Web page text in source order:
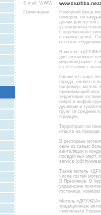
E-mail, WWW
Примечание:
Номерной фонд
номеров, но
ценам для гостей
установлены
Современный
в единое целое.
оттенков
В мотеле
две автономные
мировом рынке.
в сочетании с
Одним из
города, является
например, мотель
принимающий
территории
озеро и
душевые и
групп (в среднем
Франции.
Территория
отдыха на
В ресторане
один из самых
вентиляции и
посадочных мест,
service
Также мотель
числе гостей
В.Пресняков,
украинские
гостинице,
Мотель «ДРУЖБА»
традиционных
чемпионата